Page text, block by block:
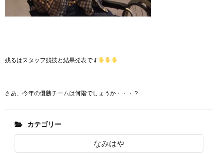
残るはスタッフ競技と結果発表です
さあ、今年の優勝チームは何階でしょうか・・・？
カテゴリー
なみはや